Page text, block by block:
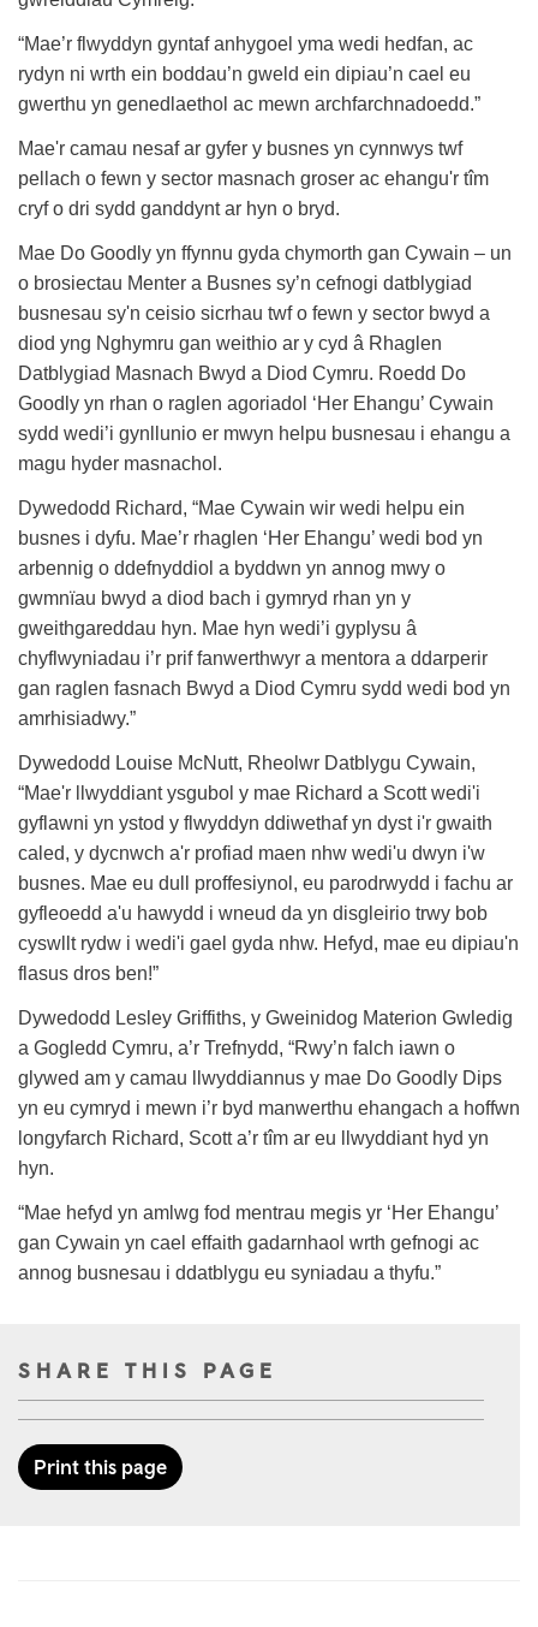
“Mae’r flwyddyn gyntaf anhygoel yma wedi hedfan, ac
rydyn ni wrth ein boddau’n gweld ein dipiau’n cael eu
gwerthu yn genedlaethol ac mewn archfarchnadoedd.”
Mae'r camau nesaf ar gyfer y busnes yn cynnwys twf
pellach o fewn y sector masnach groser ac ehangu'r tîm
cryf o dri sydd ganddynt ar hyn o bryd.
Mae Do Goodly yn ffynnu gyda chymorth gan Cywain – un
o brosiectau Menter a Busnes sy’n cefnogi datblygiad
busnesau sy'n ceisio sicrhau twf o fewn y sector bwyd a
diod yng Nghymru gan weithio ar y cyd â Rhaglen
Datblygiad Masnach Bwyd a Diod Cymru. Roedd Do
Goodly yn rhan o raglen agoriadol ‘Her Ehangu’ Cywain
sydd wedi’i gynllunio er mwyn helpu busnesau i ehangu a
magu hyder masnachol.
Dywedodd Richard, “Mae Cywain wir wedi helpu ein
busnes i dyfu. Mae’r rhaglen ‘Her Ehangu’ wedi bod yn
arbennig o ddefnyddiol a byddwn yn annog mwy o
gwmnïau bwyd a diod bach i gymryd rhan yn y
gweithgareddau hyn. Mae hyn wedi’i gyplysu â
chyflwyniadau i’r prif fanwerthwyr a mentora a ddarperir
gan raglen fasnach Bwyd a Diod Cymru sydd wedi bod yn
amrhisiadwy.”
Dywedodd Louise McNutt, Rheolwr Datblygu Cywain,
“Mae'r llwyddiant ysgubol y mae Richard a Scott wedi'i
gyflawni yn ystod y flwyddyn ddiwethaf yn dyst i'r gwaith
caled, y dycnwch a'r profiad maen nhw wedi'u dwyn i'w
busnes. Mae eu dull proffesiynol, eu parodrwydd i fachu ar
gyfleoedd a'u hawydd i wneud da yn disgleirio trwy bob
cyswllt rydw i wedi'i gael gyda nhw. Hefyd, mae eu dipiau'n
flasus dros ben!”
Dywedodd Lesley Griffiths, y Gweinidog Materion Gwledig
a Gogledd Cymru, a’r Trefnydd, “Rwy’n falch iawn o
glywed am y camau llwyddiannus y mae Do Goodly Dips
yn eu cymryd i mewn i’r byd manwerthu ehangach a hoffwn
longyfarch Richard, Scott a’r tîm ar eu llwyddiant hyd yn
hyn.
“Mae hefyd yn amlwg fod mentrau megis yr ‘Her Ehangu’
gan Cywain yn cael effaith gadarnhaol wrth gefnogi ac
annog busnesau i ddatblygu eu syniadau a thyfu.”
SHARE THIS PAGE
Print this page